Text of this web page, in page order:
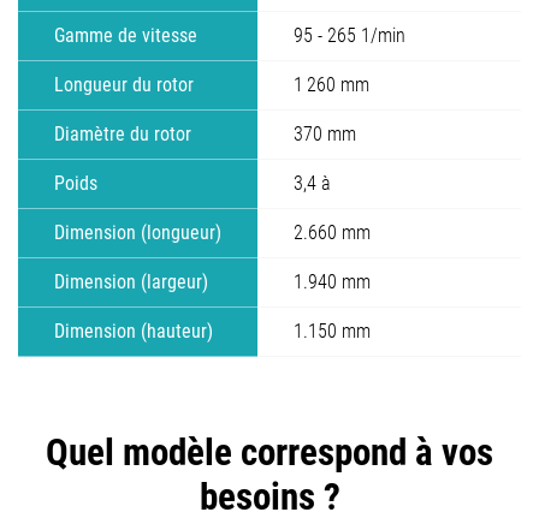
Gamme de vitesse 95 - 265 1/min
Longueur du rotor 1 260 mm
Diamètre du rotor 370 mm
Poids 3,4 à
Dimension (longueur) 2.660 mm
Dimension (largeur) 1.940 mm
Dimension (hauteur) 1.150 mm
Quel modèle correspond à vos
besoins ?